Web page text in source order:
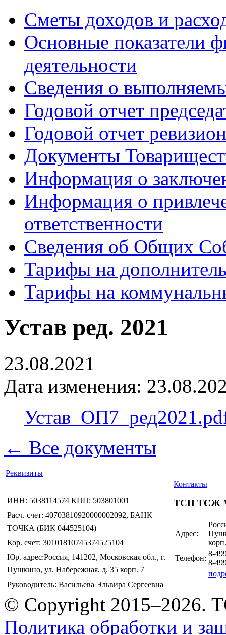
Сметы доходов и
Основные показатели
деятельности
Сведения о
Годовой отчет
Годовой отчет
Документы
Информация о
Информация о
ответственности
Сведения об Общих
Тарифы на
Тарифы на
Устав ред. 2021
23.08.2021
Дата изменения:
← Все документы
Реквизиты
ИНН: 5038114574 КПП: 503801001
Расч. счет: 40703810920000002092, БАНК
ТОЧКА (БИК 044525104)
Кор. счет: 30101810745374525104
Юр. адрес:Россия, 141202, Московская обл., г.
Пушкино, ул. Набережная, д. 35 корп. 7
Руководитель: Васильева Эльвира Сергеевна
Контакты
ТСН ТСЖ
Адрес:
Телефон:
8-
8-
© Copyright
Политика обработки и